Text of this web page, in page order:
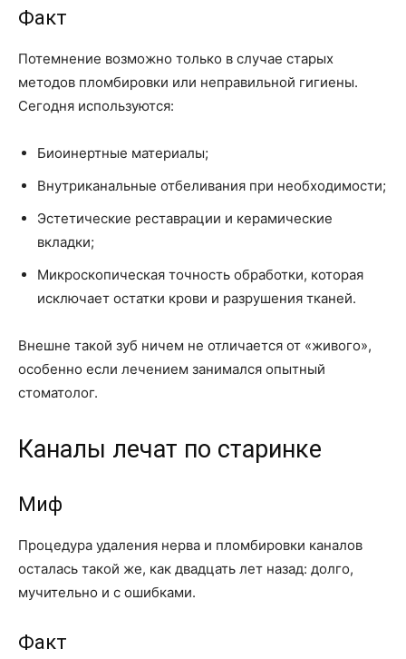
Факт
Потемнение возможно только в случае старых
методов пломбировки или неправильной гигиены.
Сегодня используются:
Биоинертные материалы;
Внутриканальные отбеливания при необходимости;
Эстетические реставрации и керамические
вкладки;
Микроскопическая точность обработки, которая
исключает остатки крови и разрушения тканей.
Внешне такой зуб ничем не отличается от «живого»,
особенно если лечением занимался опытный
стоматолог.
Каналы лечат по старинке
Миф
Процедура удаления нерва и пломбировки каналов
осталась такой же, как двадцать лет назад: долго,
мучительно и с ошибками.
Факт